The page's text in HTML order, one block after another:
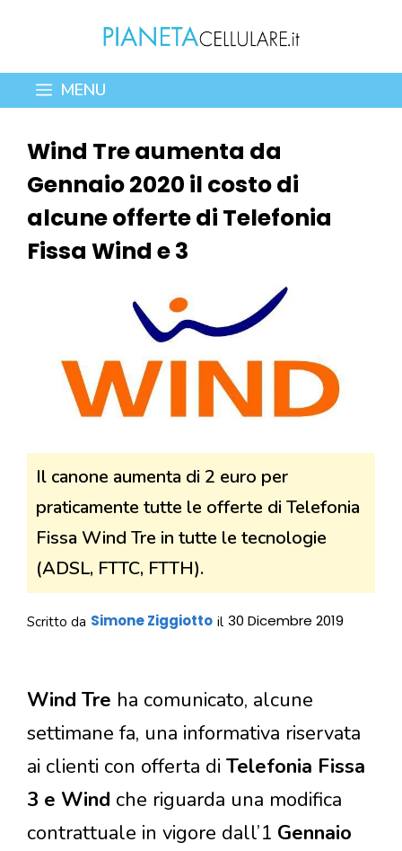
contenuto
MENU
Wind Tre aumenta da
Gennaio 2020 il costo di
alcune offerte di Telefonia
Fissa Wind e 3
Il canone aumenta di 2 euro per
praticamente tutte le offerte di Telefonia
Fissa Wind Tre in tutte le tecnologie
(ADSL, FTTC, FTTH).
Scritto da Simone Ziggiotto il 30 Dicembre 2019
Wind Tre ha comunicato, alcune
settimane fa, una informativa riservata
ai clienti con offerta di Telefonia Fissa
3 e Wind che riguarda una modifica
contrattuale in vigore dall’1 Gennaio